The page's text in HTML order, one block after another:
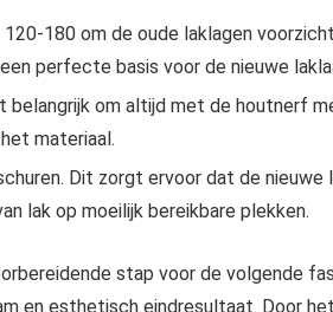
180 om de oude laklagen
perfecte basis voor de nieuwe
belangrijk om altijd met de houtnerf
materiaal.
Dit zorgt ervoor dat de nieuwe
lak op moeilijk bereikbare plekken.
stap voor de volgende
en esthetisch eindresultaat. Door